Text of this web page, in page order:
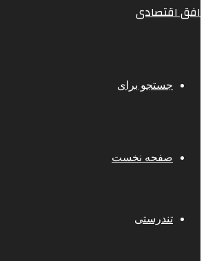
افق اقتصادی
جستجو برای
صفحه نخست
تندرستی